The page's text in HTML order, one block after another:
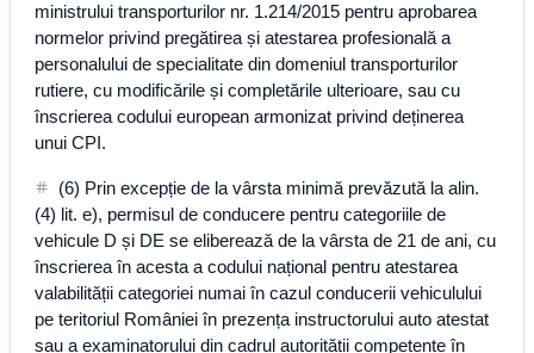
ministrului transporturilor nr. 1.214/2015 pentru aprobarea
normelor privind pregătirea și atestarea profesională a
personalului de specialitate din domeniul transporturilor
rutiere, cu modificările și completările ulterioare, sau cu
înscrierea codului european armonizat privind deținerea
unui CPI.
(6) Prin excepție de la vârsta minimă prevăzută la alin.
(4) lit. e), permisul de conducere pentru categoriile de
vehicule D și DE se eliberează de la vârsta de 21 de ani, cu
înscrierea în acesta a codului național pentru atestarea
valabilității categoriei numai în cazul conducerii vehiculului
pe teritoriul României în prezența instructorului auto atestat
sau a examinatorului din cadrul autorității competente în